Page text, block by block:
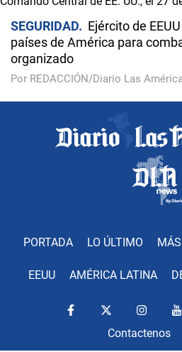
SEGURIDAD
Ejército de
países de América para
organizado
Por REDACCIÓN/Diario Las
PORTADA LO ÚLTIMO
EEUU AMÉRICA LATINA
Contactenos